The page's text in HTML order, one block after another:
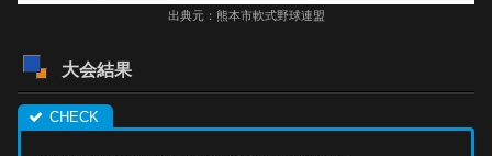
出典元：熊本市軟式野球連盟
大会結果